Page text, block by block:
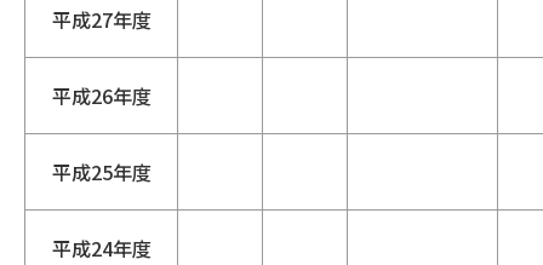
平成27年度
平成26年度
平成25年度
平成24年度